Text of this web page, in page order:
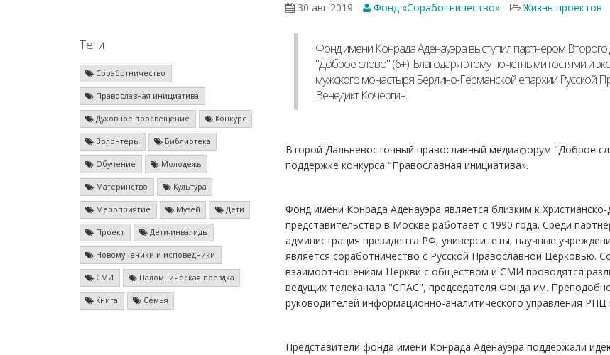
Теги
Соработничество
Православная инициатива
Духовное просвещение Конкурс
Волонтеры Библиотека
Обучение Молодежь
Материнство Культура
Мероприятие Музей Дети
Проект Дети-инвалиды
Новомученики и исповедники
СМИ Паломническая поездка
Книга Семья
30 авг 2019 Фонд «Соработничество» Жизнь проектов
Фонд имени Конрада Аденауэра выступил партнером
"Доброе слово" (6+). Благодаря этому почетными гостями и
мужского монастыря Берлино-Германской епархии Русской
Венедикт Кочергин.
Второй Дальневосточный православный медиафорум "Доброе
поддержке конкурса "Православная инициатива».
Фонд имени Конрада Аденауэра является близким к
представительство в Москве работает с 1990 года. Среди
администрация президента РФ, университеты, научные
является соработничество с Русской Православной Церковью.
взаимоотношениям Церкви с обществом и СМИ проводятся
ведущих телеканала "СПАС", председателя Фонда им.
руководителей информационно-аналитического управления РПЦ
Представители фонда имени Конрада Аденауэра поддержали